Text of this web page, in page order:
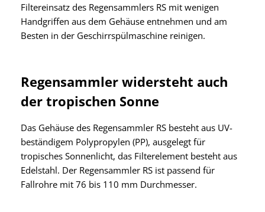
Filtereinsatz des Regensammlers RS mit wenigen
Handgriffen aus dem Gehäuse entnehmen und am
Besten in der Geschirrspülmaschine reinigen.
Regensammler widersteht auch
der tropischen Sonne
Das Gehäuse des Regensammler RS besteht aus UV-
beständigem Polypropylen (PP), ausgelegt für
tropisches Sonnenlicht, das Filterelement besteht aus
Edelstahl. Der Regensammler RS ist passend für
Fallrohre mit 76 bis 110 mm Durchmesser.